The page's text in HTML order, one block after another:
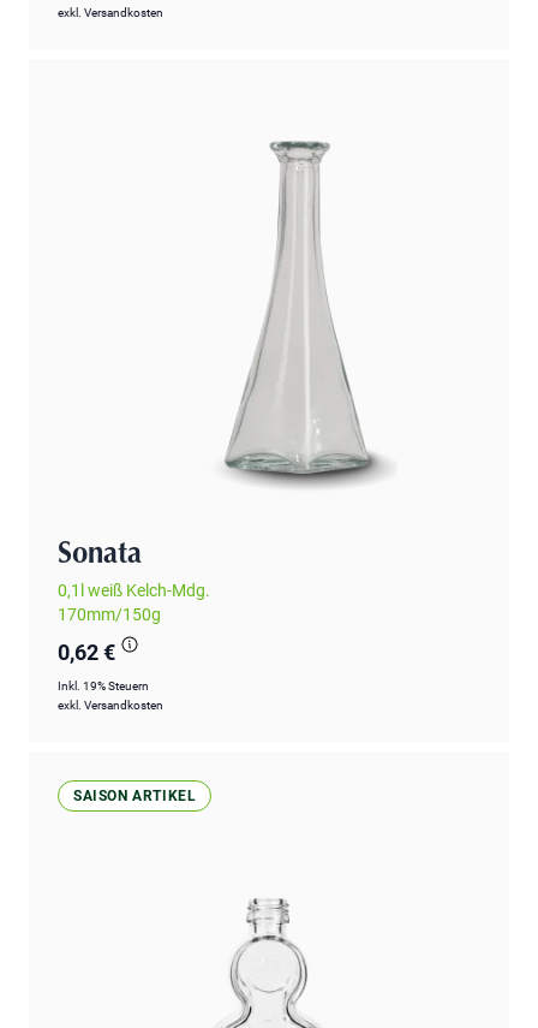
exkl. Versandkosten
Sonata
0,1l weiß Kelch-Mdg.
170mm/150g
0,62 €
Inkl. 19% Steuern
exkl. Versandkosten
SAISON ARTIKEL